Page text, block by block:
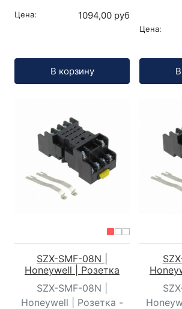
Цена: 1094,00 руб
В корзину
Цена:
SZX-SMF-08N |
Honeywell | Розетка
SZX-SMF-08N |
Honeywell | Розетка -